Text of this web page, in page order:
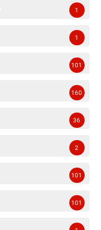
1
1
101
160
36
2
101
101